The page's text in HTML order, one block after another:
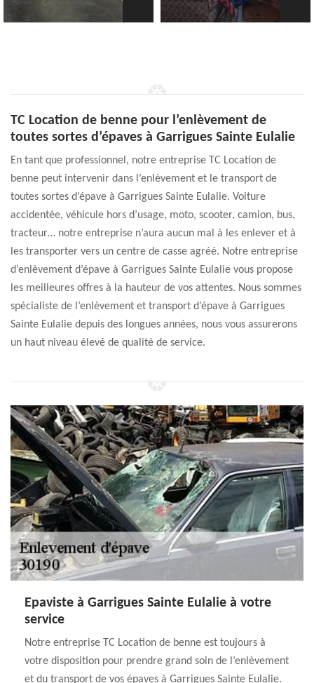
TC Location de benne pour l’enlèvement de
toutes sortes d’épaves à Garrigues Sainte Eulalie
En tant que professionnel, notre entreprise TC Location de
benne peut intervenir dans l’enlèvement et le transport de
toutes sortes d’épave à Garrigues Sainte Eulalie. Voiture
accidentée, véhicule hors d’usage, moto, scooter, camion, bus,
tracteur… notre entreprise n’aura aucun mal à les enlever et à
les transporter vers un centre de casse agréé. Notre entreprise
d’enlèvement d’épave à Garrigues Sainte Eulalie vous propose
les meilleures offres à la hauteur de vos attentes. Nous sommes
spécialiste de l’enlèvement et transport d’épave à Garrigues
Sainte Eulalie depuis des longues années, nous vous assurerons
un haut niveau élevé de qualité de service.
Epaviste à Garrigues Sainte Eulalie à votre
service
Notre entreprise TC Location de benne est toujours à
votre disposition pour prendre grand soin de l’enlèvement
et du transport de vos épaves à Garrigues Sainte Eulalie.